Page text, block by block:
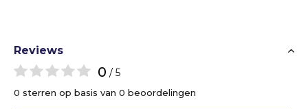
Reviews
0 / 5
0 sterren op basis van 0 beoordelingen